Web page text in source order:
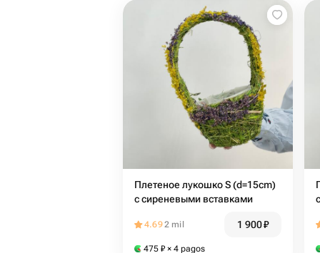
Плетеное лукошко S (d=15cm)
с сиреневыми вставками
4.692 mil 1 900₽
475 ₽ × 4 pagos